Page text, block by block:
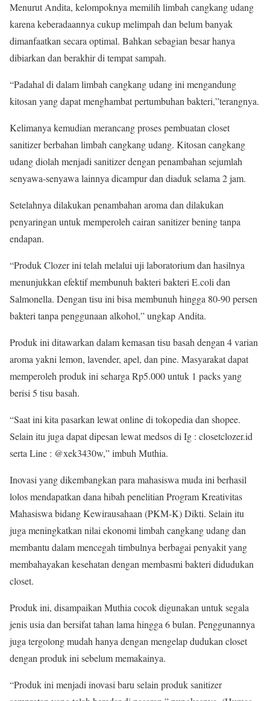
Menurut Andita, kelompoknya memilih limbah cangkang udang
karena keberadaannya cukup melimpah dan belum banyak
dimanfaatkan secara optimal. Bahkan sebagian besar hanya
dibiarkan dan berakhir di tempat sampah.
“Padahal di dalam limbah cangkang udang ini mengandung
kitosan yang dapat menghambat pertumbuhan bakteri,”terangnya.
Kelimanya kemudian merancang proses pembuatan closet
sanitizer berbahan limbah cangkang udang. Kitosan cangkang
udang diolah menjadi sanitizer dengan penambahan sejumlah
senyawa-senyawa lainnya dicampur dan diaduk selama 2 jam.
Setelahnya dilakukan penambahan aroma dan dilakukan
penyaringan untuk memperoleh cairan sanitizer bening tanpa
endapan.
“Produk Clozer ini telah melalui uji laboratorium dan hasilnya
menunjukkan efektif membunuh bakteri bakteri E.coli dan
Salmonella. Dengan tisu ini bisa membunuh hingga 80-90 persen
bakteri tanpa penggunaan alkohol,” ungkap Andita.
Produk ini ditawarkan dalam kemasan tisu basah dengan 4 varian
aroma yakni lemon, lavender, apel, dan pine. Masyarakat dapat
memperoleh produk ini seharga Rp5.000 untuk 1 packs yang
berisi 5 tisu basah.
“Saat ini kita pasarkan lewat online di tokopedia dan shopee.
Selain itu juga dapat dipesan lewat medsos di Ig : closetclozer.id
serta Line : @xek3430w,” imbuh Muthia.
Inovasi yang dikembangkan para mahasiswa muda ini berhasil
lolos mendapatkan dana hibah penelitian Program Kreativitas
Mahasiswa bidang Kewirausahaan (PKM-K) Dikti. Selain itu
juga meningkatkan nilai ekonomi limbah cangkang udang dan
membantu dalam mencegah timbulnya berbagai penyakit yang
membahayakan kesehatan dengan membasmi bakteri didudukan
closet.
Produk ini, disampaikan Muthia cocok digunakan untuk segala
jenis usia dan bersifat tahan lama hingga 6 bulan. Penggunannya
juga tergolong mudah hanya dengan mengelap dudukan closet
dengan produk ini sebelum memakainya.
“Produk ini menjadi inovasi baru selain produk sanitizer